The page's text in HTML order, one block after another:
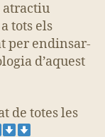
atractiu
tots els
per endinsar-
d’aquest
de totes les